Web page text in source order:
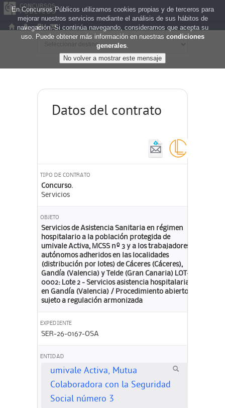
Datos del contrato
TIPO DE CONTRATO
Concurso.
Servicios
OBJETO
Servicios de Asistencia Sanitaria en régimen
hospitalario a la población protegida de
umivale Activa, MCSS nº 3 y a los trabajadores
autónomos adheridos en las localidades
(distribución por lotes) de Cáceres (Cáceres),
Gandía (Valencia) y Telde (Gran Canaria) LOT-
0002: Lote 2 - Servicios asistencia hospitalaria
en Gandía (Valencia) / Procedimiento abierto
sujeto a regulación armonizada
EXPEDIENTE
SER-26-0167-OSA
ENTIDAD
umivale Activa, Mutua
Colaboradora con la Seguridad
Social número 3
En Concursos Públicos utilizamos cookies propias y de terceros para
mejorar nuestros servicios mediante el análisis de sus hábitos de
navegación. Si continúa navegando, consideramos que acepta su
uso. Puede obtener más información en nuestras condiciones
generales.